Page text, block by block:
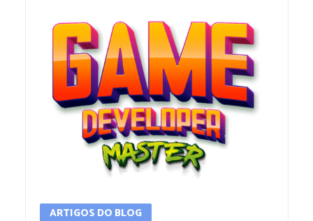
ARTIGOS DO BLOG